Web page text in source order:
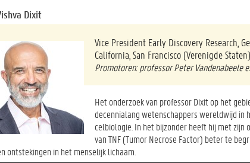
Dixit
Vice President Early Discovery Research,
California, San Francisco (Verenigde Staten)
Promotoren: professor Peter Vandenabeele
Het onderzoek van professor Dixit op het
decennialang wetenschappers wereldwijd in
celbiologie. In het bijzonder heeft hij met
van TNF (Tumor Necrose Factor) beter te
ontstekingen in het menselijk lichaam.